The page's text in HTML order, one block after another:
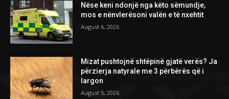
Nëse keni ndonjë nga këto sëmundje,
mos e nënvlerësoni valën e të nxehtit
August 6, 2026
Mizat pushtojnë shtëpinë gjatë verës? Ja
përzierja natyrale me 3 përbërës që i
largon
August 5, 2026